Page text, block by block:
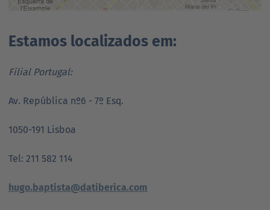
Estamos localizados em:
Filial Portugal:
Av. República nº6 - 7º Esq.
1050-191 Lisboa
Tel: 211 582 114
hugo.baptista@datiberica.com